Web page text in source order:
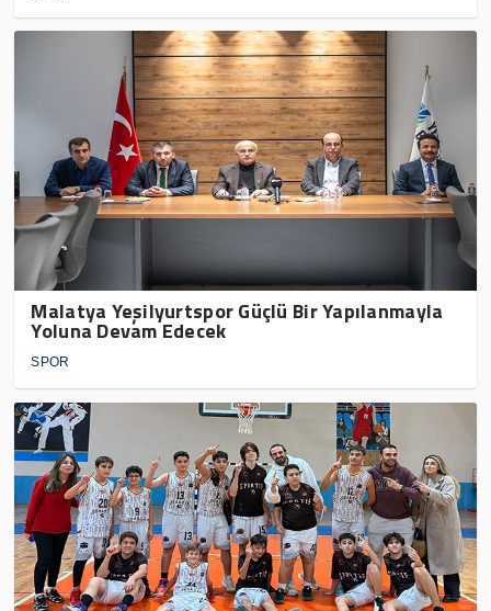
Malatya Yeşilyurtspor Güçlü Bir Yapılanmayla
Yoluna Devam Edecek
SPOR